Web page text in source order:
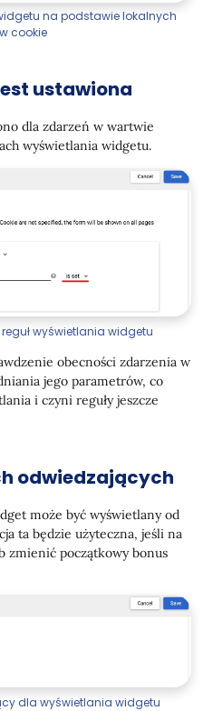
na podstawie lokalnych
cookie
ustawiona
dla zdarzeń w wartwie
wyświetlania widgetu.
wyświetlania widgetu
obecności zdarzenia w
jego parametrów, co
i czyni reguły jeszcze
odwiedzających
może być wyświetlany od
ta będzie użyteczna, jeśli na
zmienić początkowy bonus
dla wyświetlania widgetu